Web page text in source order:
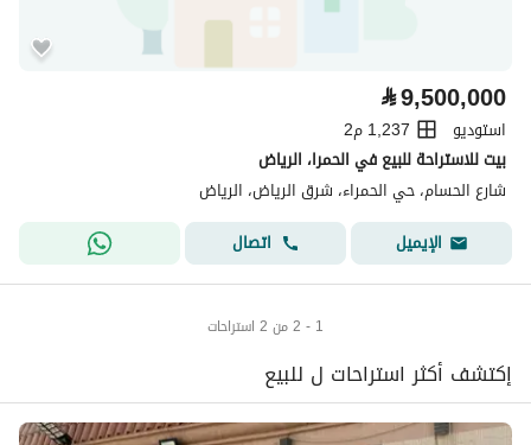
⃁9,500,000
استوديو
1,237 م2
بيت للاستراحة للبيع في الحمرا، الرياض
شارع الحسام، حي الحمراء، شرق الرياض، الرياض
الإيميل
اتصال
1 - 2 من 2 استراحات
إكتشف أكثر استراحات ل للبيع